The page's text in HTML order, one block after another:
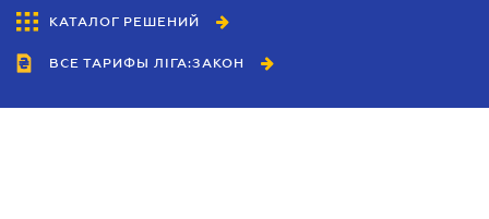
КАТАЛОГ РЕШЕНИЙ
ВСЕ ТАРИФЫ ЛІГА:ЗАКОН